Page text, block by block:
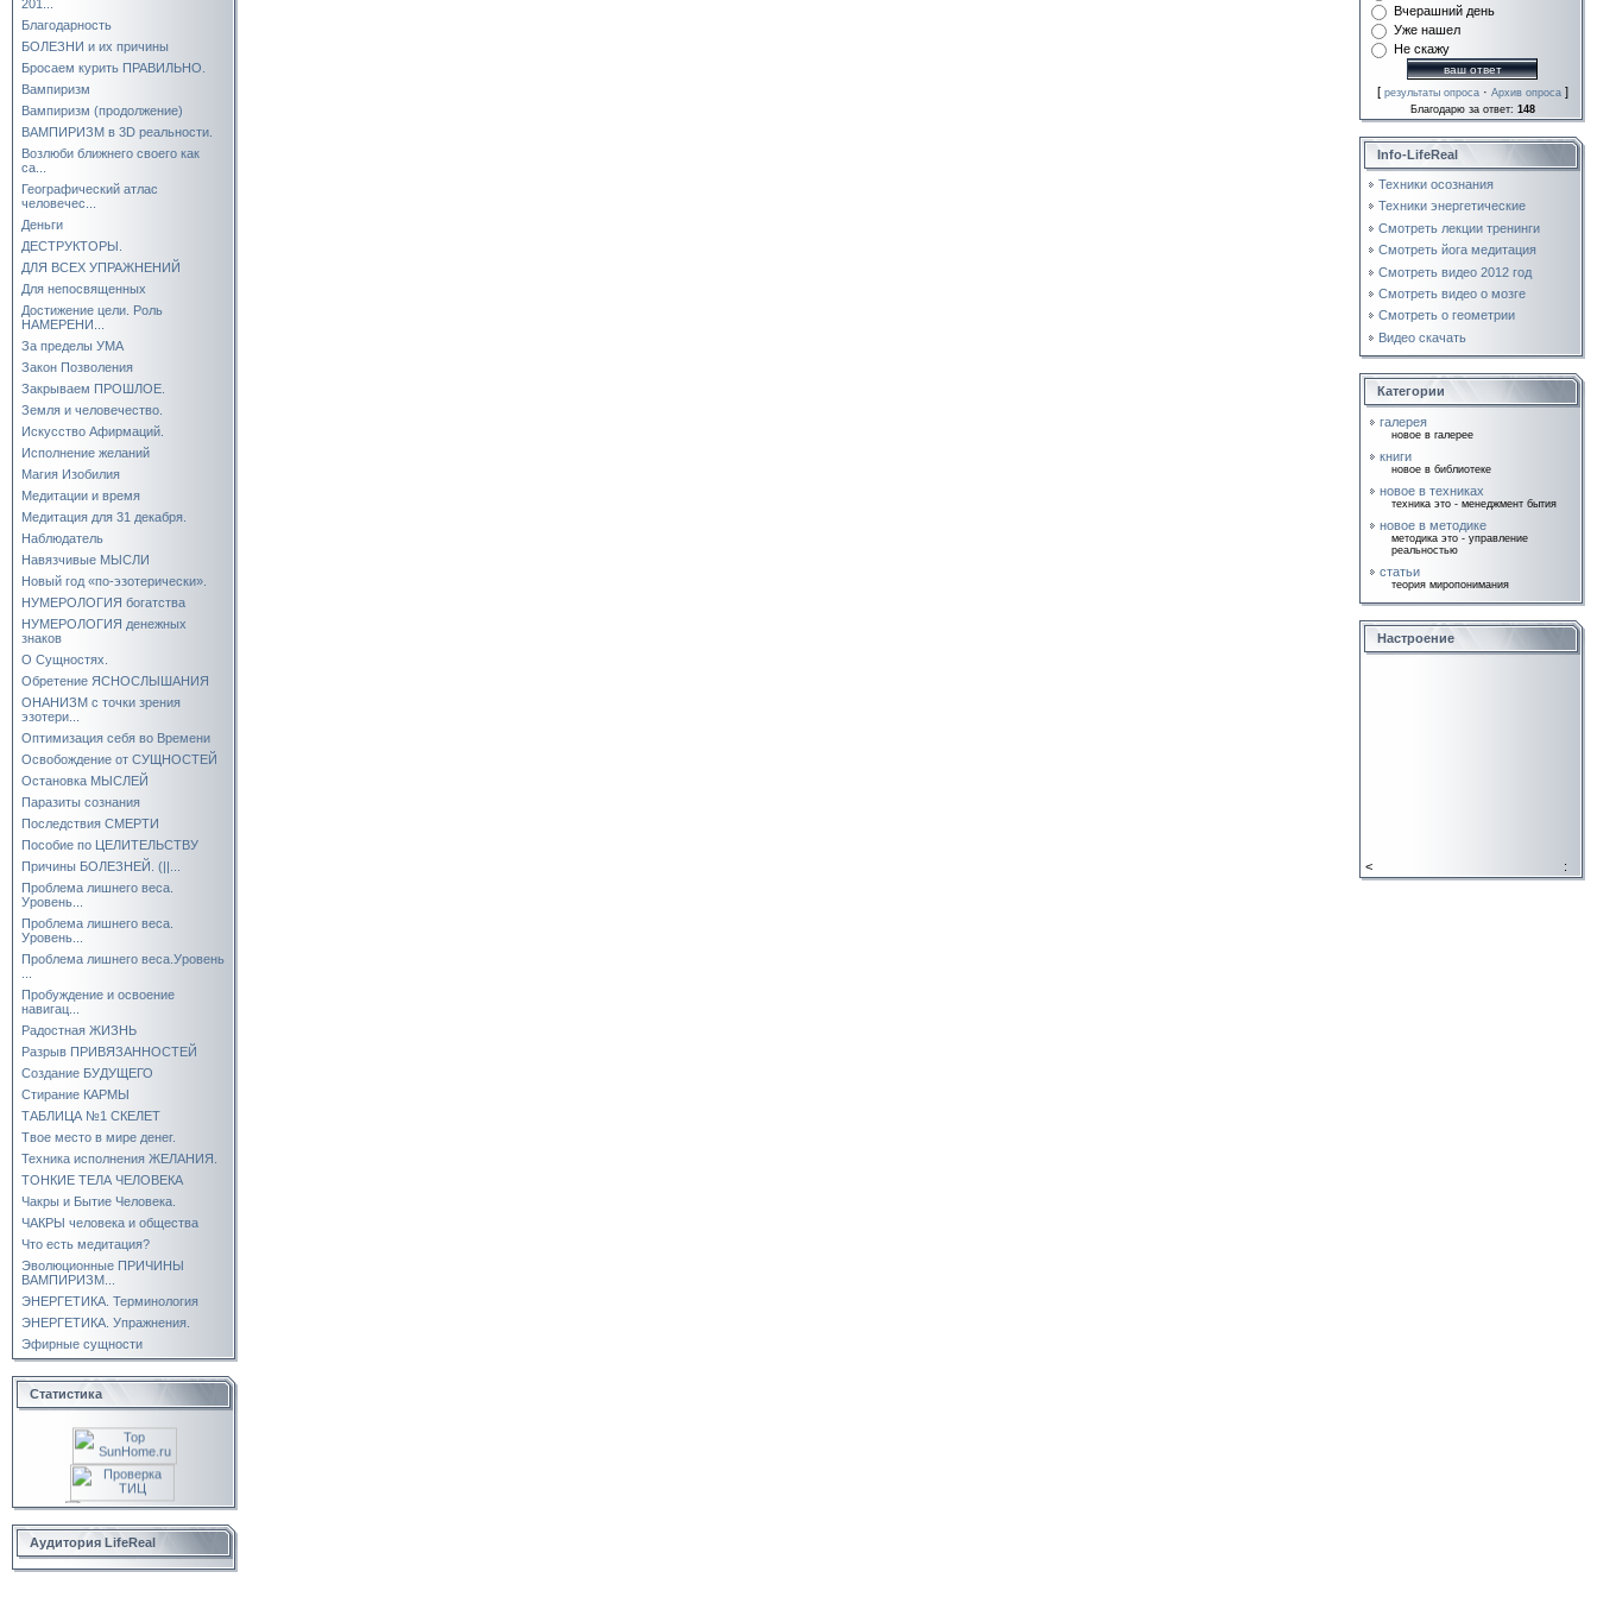
201...
Благодарность
БОЛЕЗНИ и их причины
Бросаем курить ПРАВИЛЬНО.
Вампиризм
Вампиризм (продолжение)
ВАМПИРИЗМ в 3D реальности.
Возлюби ближнего своего как
са...
Географический атлас
человечес...
Деньги
ДЕСТРУКТОРЫ.
ДЛЯ ВСЕХ УПРАЖНЕНИЙ
Для непосвященных
Достижение цели. Роль
НАМЕРЕНИ...
За пределы УМА
Закон Позволения
Закрываем ПРОШЛОЕ.
Земля и человечество.
Искусство Афирмаций.
Исполнение желаний
Магия Изобилия
Медитации и время
Медитация для 31 декабря.
Наблюдатель
Навязчивые МЫСЛИ
Новый год «по-эзотерически».
НУМЕРОЛОГИЯ богатства
НУМЕРОЛОГИЯ денежных
знаков
О Сущностях.
Обретение ЯСНОСЛЫШАНИЯ
ОНАНИЗМ с точки зрения
эзотери...
Оптимизация себя во Времени
Освобождение от СУЩНОСТЕЙ
Остановка МЫСЛЕЙ
Паразиты сознания
Последствия СМЕРТИ
Пособие по ЦЕЛИТЕЛЬСТВУ
Причины БОЛЕЗНЕЙ. (||...
Проблема лишнего веса.
Уровень...
Проблема лишнего веса.
Уровень...
Проблема лишнего веса.Уровень
Пробуждение и освоение
навигац...
Радостная ЖИЗНЬ
Разрыв ПРИВЯЗАННОСТЕЙ
Создание БУДУЩЕГО
Стирание КАРМЫ
ТАБЛИЦА №1 СКЕЛЕТ
Твое место в мире денег.
Техника исполнения ЖЕЛАНИЯ.
ТОНКИЕ ТЕЛА ЧЕЛОВЕКА
Чакры и Бытие Человека.
ЧАКРЫ человека и общества
Что есть медитация?
Эволюционные ПРИЧИНЫ
ВАМПИРИЗМ...
ЭНЕРГЕТИКА. Терминология
ЭНЕРГЕТИКА. Упражнения.
Эфирные сущности
Статистика
Аудитория LifeReal
Вчерашний день
Уже нашел
Не скажу
[ результаты опроса· Архив опроса]
Благодарю за ответ: 148
Info-LifeReal
Техники осознания
Техники энергетические
Смотреть лекции тренинги
Смотреть йога медитация
Смотреть видео 2012 год
Смотреть видео о мозге
Смотреть о геометрии
Видео скачать
Категории
галерея
новое в галерее
книги
новое в библиотеке
новое в техниках
техника это - менеджмент бытия
новое в методике
методика это - управление
реальностью
статьи
теория миропонимания
Настроение
< :